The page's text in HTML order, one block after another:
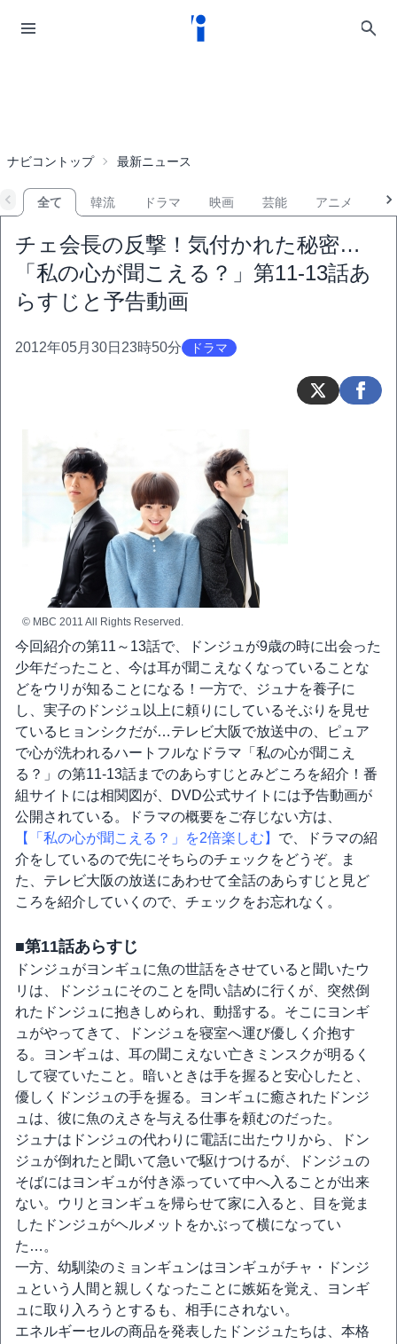
ナビコントップ 最新ニュース
全て 韓流 ドラマ 映画 芸能 アニメ
チェ会長の反撃！気付かれた秘密…
「私の心が聞こえる？」第11-13話あ
らすじと予告動画
2012年05月30日23時50分 ドラマ
© MBC 2011 All Rights Reserved.
今回紹介の第11～13話で、ドンジュが9歳の時に出会った
少年だったこと、今は耳が聞こえなくなっていることな
どをウリが知ることになる！一方で、ジュナを養子に
し、実子のドンジュ以上に頼りにしているそぶりを見せ
ているヒョンシクだが…テレビ大阪で放送中の、ピュア
で心が洗われるハートフルなドラマ「私の心が聞こえ
る？」の第11-13話までのあらすじとみどころを紹介！番
組サイトには相関図が、DVD公式サイトには予告動画が
公開されている。ドラマの概要をご存じない方は、
【「私の心が聞こえる？」を2倍楽しむ】 で、ドラマの紹
介をしているので先にそちらのチェックをどうぞ。ま
た、テレビ大阪の放送にあわせて全話のあらすじと見ど
ころを紹介していくので、チェックをお忘れなく。
■第11話あらすじ
ドンジュがヨンギュに魚の世話をさせていると聞いたウ
リは、ドンジュにそのことを問い詰めに行くが、突然倒
れたドンジュに抱きしめられ、動揺する。そこにヨンギ
ュがやってきて、ドンジュを寝室へ運び優しく介抱す
る。ヨンギュは、耳の聞こえない亡きミンスクが明るく
して寝ていたこと。暗いときは手を握ると安心したと、
優しくドンジュの手を握る。ヨンギュに癒されたドンジ
ュは、彼に魚のえさを与える仕事を頼むのだった。
ジュナはドンジュの代わりに電話に出たウリから、ドン
ジュが倒れたと聞いて急いで駆けつけるが、ドンジュの
そばにはヨンギュが付き添っていて中へ入ることが出来
ない。ウリとヨンギュを帰らせて家に入ると、目を覚ま
したドンジュがヘルメットをかぶって横になってい
た…。
一方、幼馴染のミョンギュンはヨンギュがチャ・ドンジ
ュという人間と親しくなったことに嫉妬を覚え、ヨンギ
ュに取り入ろうとするも、相手にされない。
エネルギーセルの商品を発表したドンジュたちは、本格